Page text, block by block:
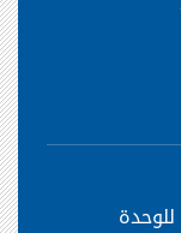
للوحدة